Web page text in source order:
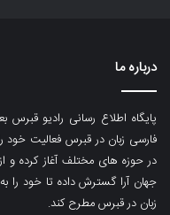
درباره ما
پایگاه اطلاع رسانی رادیو
جهان آرا گسترش داده تا خود را
زبان در قبرس مطرح کند.